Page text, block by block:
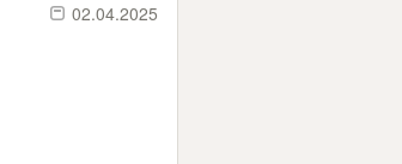
02.04.2025